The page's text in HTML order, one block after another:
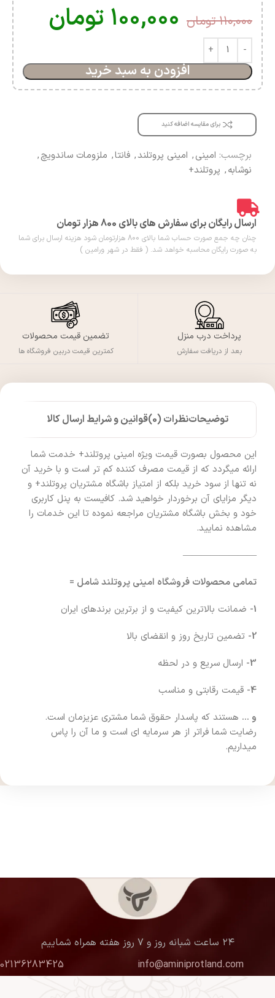
۱۱۰,۰۰۰ تومان ۱۰۰,۰۰۰ تومان
افزودن به سبد خرید
برای مقایسه اضافه کنید
برچسب: امینی, امینی پروتلند, فانتا, ملزومات ساندویچ,
نوشابه, پروتلند+
ارسال رایگان برای سفارش های بالای 800 هزار تومان
چنان چه جمع صورت حساب شما بالای 800 هزارتومان شود هزینه ارسال برای شما
به صورت رایگان محاسبه خواهد شد. ( فقط در شهر ورامین )
پرداخت درب منزل
بعد از دریافت سفارش
تضمین قیمت محصولات
کمترین قیمت دربین فروشگاه ها
توضیحاتنظرات (0) قوانین و شرایط ارسال کالا
این محصول بصورت قیمت ویژه امینی پروتلند+ خدمت شما
ارائه میگردد که از قیمت مصرف کننده کم تر است و با خرید آن
نه تنها از سود خرید بلکه از امتیاز باشگاه مشتریان پروتلند+ و
دیگر مزایای آن برخوردار خواهید شد. کافیست به پنل کاربری
خود و بخش باشگاه مشتریان مراجعه نموده تا این خدمات را
مشاهده نمایید.
————————
تمامی محصولات فروشگاه امینی پروتلند شامل =
1- ضمانت بالاترین کیفیت و از برترین برندهای ایران
2- تضمین تاریخ روز و انقضای بالا
3- ارسال سریع و در لحظه
4- قیمت رقابتی و مناسب
و … هستند که پاسدار حقوق شما مشتری عزیزمان است.
رضایت شما فراتر از هر سرمایه ای است و ما آن را پاس
میداریم.
۲۴ ساعت شبانه روز و ۷ روز هفته همراه شماییم
info@aminiprotland.com
02136283425